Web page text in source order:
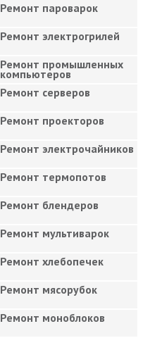
Ремонт пароварок
Ремонт электрогрилей
Ремонт промышленных
компьютеров
Ремонт серверов
Ремонт проекторов
Ремонт электрочайников
Ремонт термопотов
Ремонт блендеров
Ремонт мультиварок
Ремонт хлебопечек
Ремонт мясорубок
Ремонт моноблоков